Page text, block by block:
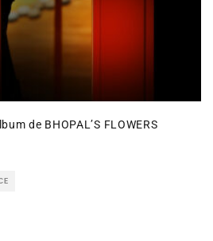
de BHOPAL’S FLOWERS